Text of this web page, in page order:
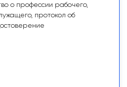
о профессии рабочего,
протокол об